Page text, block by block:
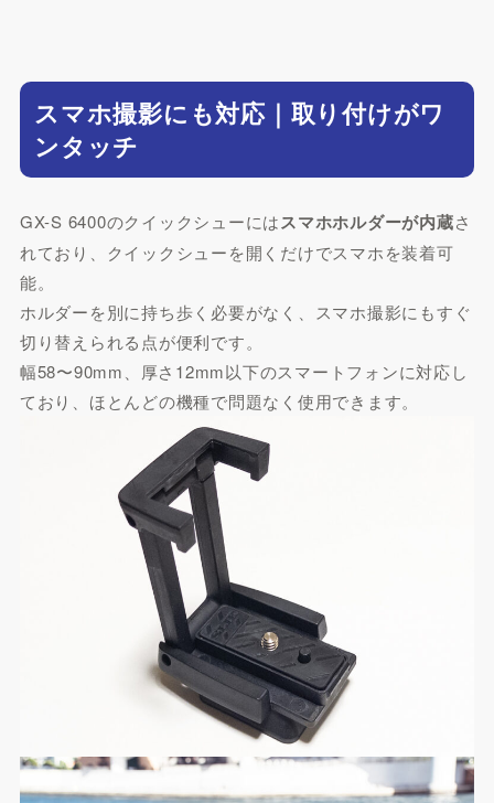
スマホ撮影にも対応｜取り付けがワ
ンタッチ
GX-S 6400のクイックシューにはスマホホルダーが内蔵さ
れており、クイックシューを開くだけでスマホを装着可
能。
ホルダーを別に持ち歩く必要がなく、スマホ撮影にもすぐ
切り替えられる点が便利です。
幅58〜90mm、厚さ12mm以下のスマートフォンに対応し
ており、ほとんどの機種で問題なく使用できます。